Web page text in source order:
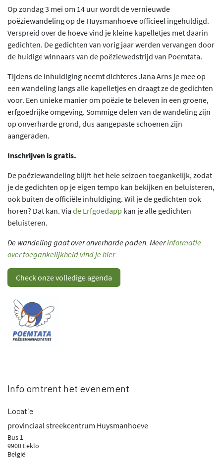
Op zondag 3 mei om 14 uur wordt de vernieuwde
poëziewandeling op de Huysmanhoeve officieel ingehuldigd.
Verspreid over de hoeve vind je kleine kapelletjes met daarin
gedichten. De gedichten van vorig jaar werden vervangen door
de huidige winnaars van de poëziewedstrijd van Poemtata.
Tijdens de inhuldiging neemt dichteres Jana Arns je mee op
een wandeling langs alle kapelletjes en draagt ze de gedichten
voor. Een unieke manier om poëzie te beleven in een groene,
erfgoedrijke omgeving. Sommige delen van de wandeling zijn
op onverharde grond, dus aangepaste schoenen zijn
aangeraden.
Inschrijven is gratis.
De poëziewandeling blijft het hele seizoen toegankelijk, zodat
je de gedichten op je eigen tempo kan bekijken en beluisteren,
ook buiten de officiële inhuldiging. Wil je de gedichten ook
horen? Dat kan. Via de Erfgoedapp kan je alle gedichten
beluisteren.
De wandeling gaat over onverharde paden. Meerinformatie
over toegankelijkheid vind je hier.
Check onze volledige agenda
Info omtrent het evenement
Locatie
provinciaal streekcentrum Huysmanhoeve
Bus 1
9900 Eeklo
België